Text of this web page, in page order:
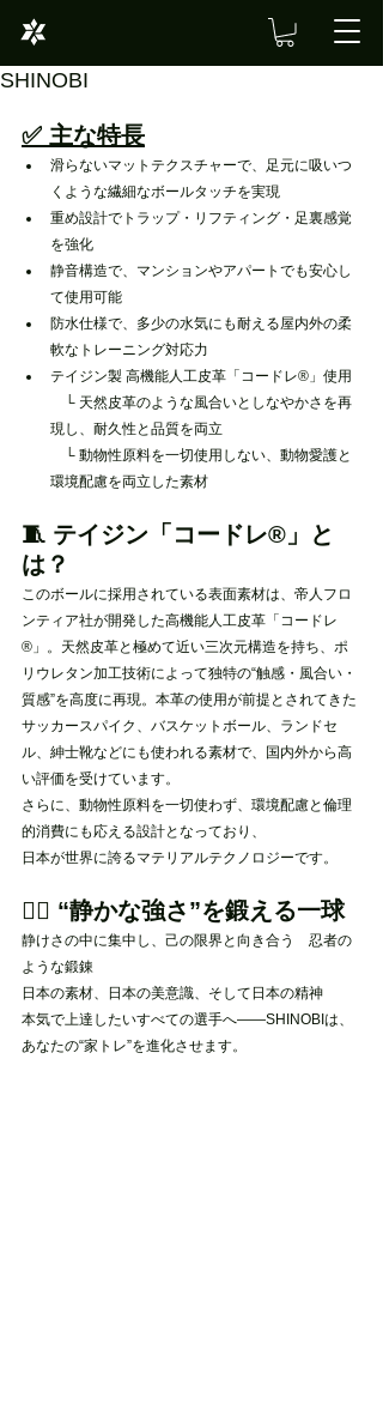
SHINOBI
✅ 主な特長
滑らないマットテクスチャーで、足元に吸いつ
くような繊細なボールタッチを実現
重め設計でトラップ・リフティング・足裏感覚
を強化
静音構造で、マンションやアパートでも安心し
て使用可能
防水仕様で、多少の水気にも耐える屋内外の柔
軟なトレーニング対応力
テイジン製 高機能人工皮革「コードレ®」使用
└ 天然皮革のような風合いとしなやかさを再
現し、耐久性と品質を両立
└ 動物性原料を一切使用しない、動物愛護と
環境配慮を両立した素材
🧵 テイジン「コードレ®」と
は？
このボールに採用されている表面素材は、帝人フロ
ンティア社が開発した高機能人工皮革「コードレ
®」。天然皮革と極めて近い三次元構造を持ち、ポ
リウレタン加工技術によって独特の“触感・風合い・
質感”を高度に再現。本革の使用が前提とされてきた
サッカースパイク、バスケットボール、ランドセ
ル、紳士靴などにも使われる素材で、国内外から高
い評価を受けています。
さらに、動物性原料を一切使わず、環境配慮と倫理
的消費にも応える設計となっており、
日本が世界に誇るマテリアルテクノロジーです。
🧘‍♂️ “静かな強さ”を鍛える一球
静けさの中に集中し、己の限界と向き合う　忍者の
ような鍛錬
日本の素材、日本の美意識、そして日本の精神
本気で上達したいすべての選手へ――SHINOBIは、
あなたの“家トレ”を進化させます。